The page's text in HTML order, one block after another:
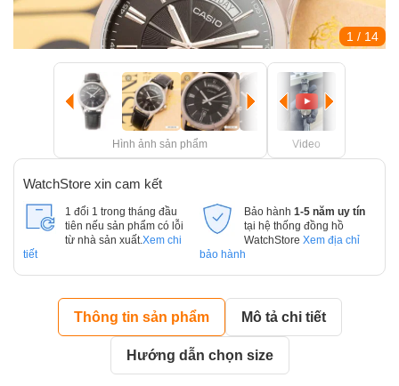
1 / 14
Hình ảnh sản phẩm Video
WatchStore xin cam kết
1 đổi 1 trong tháng đầu
tiên nếu sản phẩm có lỗi
từ nhà sản xuất. Xem chi
tiết
Bảo hành 1-5 năm uy tín
tại hệ thống đồng hồ
WatchStore Xem địa chỉ
bảo hành
Thông tin sản phẩm Mô tả chi tiết
Hướng dẫn chọn size